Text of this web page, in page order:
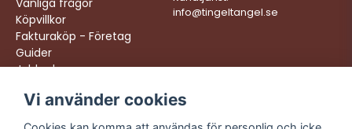
Köpvillkor
Fakturaköp - Företag
Guider
Jobba hos oss
info@tingeltangel.se
Följ oss:
Instagram
Vi levererar:
Snabba leveranser
Vi använder cookies